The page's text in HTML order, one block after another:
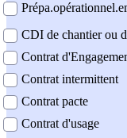
CDI de chantier ou
Contrat
Contrat intermittent
Contrat pacte
Contrat d'usage